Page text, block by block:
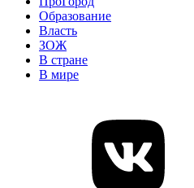
Образование
Власть
ЗОЖ
В стране
В мире